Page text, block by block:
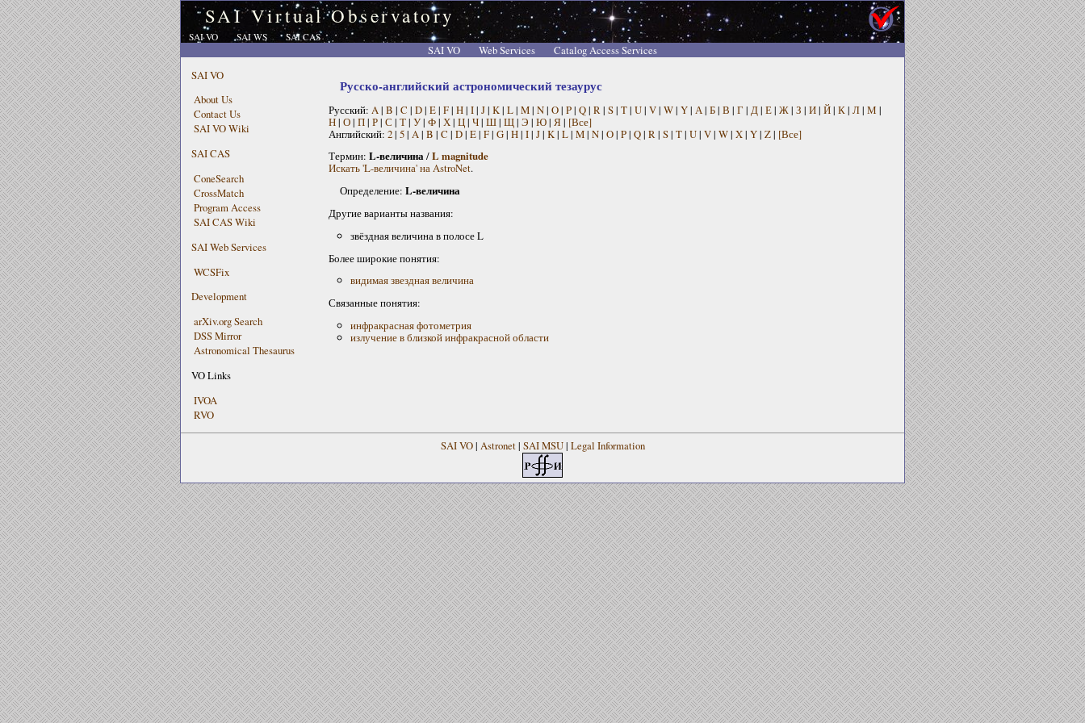
SAI Virtual Observatory
SAI VO SAI WS SAI CAS
SAI VO Web Services
Catalog Access Services
SAI VO
About Us
Contact Us
SAI VO Wiki
SAI CAS
ConeSearch
CrossMatch
Program Access
SAI CAS Wiki
SAI Web Services
WCSFix
Development
arXiv.org Search
DSS Mirror
Astronomical Thesaurus
VO Links
IVOA
RVO
Русско-английский астрономический тезаурус
Русский: A | B | C | D| E| F| H| I| J| K| L| M| N| O| P| Q| R | S| T| U| V| W| Y| А | Б| В | Г | Д| Е| Ж| З | И| Й| К| Л| М |
Н| О| П| Р| С | Т| У| Ф| Х| Ц| Ч| Ш| Щ| Э | Ю| Я| [Все]
Английский: 2| 5| A | B | C | D| E| F| G| H| I| J| K| L| M| N| O| P| Q| R | S| T| U| V| W| X| Y| Z| [Все]
Термин: L-величина/L magnitude
Искать 'L-величина' на AstroNet.
Определение: L-величина
Другие варианты названия:
звёздная величина в полосе L
Более широкие понятия:
видимая звездная величина
Связанные понятия:
инфракрасная фотометрия
излучение в близкой инфракрасной области
SAI VO| Astronet| SAI MSU| Legal Information